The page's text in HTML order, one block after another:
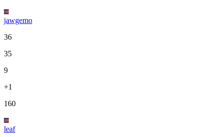
jawgemo
36
35
9
+1
160
leaf